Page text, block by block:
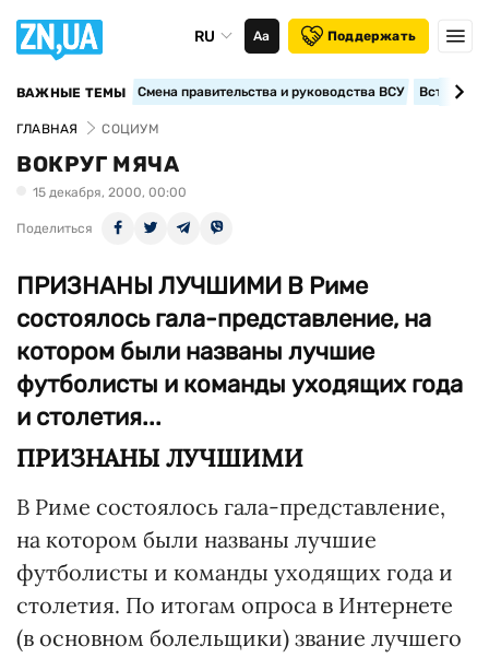
RU Аа Поддержать
ВАЖНЫЕ ТЕМЫ Смена правительства и руководства ВСУ
ГЛАВНАЯ СОЦИУМ
ВОКРУГ МЯЧА
15 декабря, 2000, 00:00
Поделиться
ПРИЗНАНЫ ЛУЧШИМИ В Риме
состоялось гала-представление, на
котором были названы лучшие
футболисты и команды уходящих года
и столетия...
ПРИЗНАНЫ ЛУЧШИМИ
В Риме состоялось гала-представление,
на котором были названы лучшие
футболисты и команды уходящих года и
столетия. По итогам опроса в Интернете
(в основном болельщики) звание лучшего